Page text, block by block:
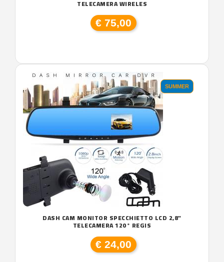
TELECAMERA WIRELES
€ 75,00
SUMMER
DASH CAM MONITOR SPECCHIETTO LCD 2,8"
TELECAMERA 120° REGIS
€ 24,00